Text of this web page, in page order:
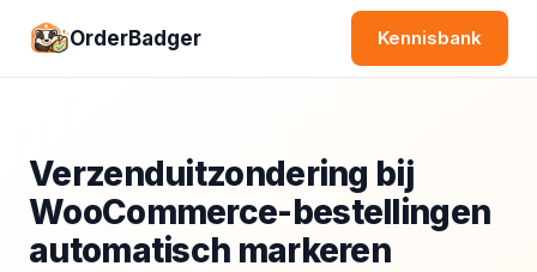
OrderBadger Kennisbank
Verzenduitzondering bij
WooCommerce-bestellingen
automatisch markeren